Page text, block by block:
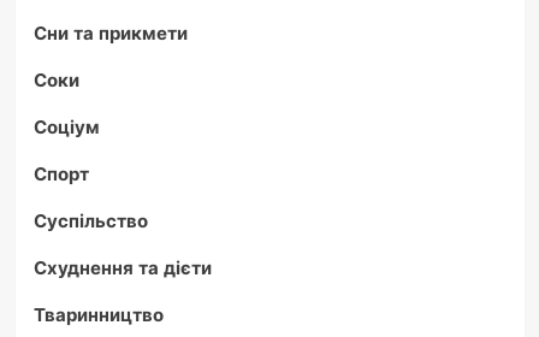
Сни та прикмети
Соки
Соціум
Спорт
Суспільство
Схуднення та дієти
Тваринництво